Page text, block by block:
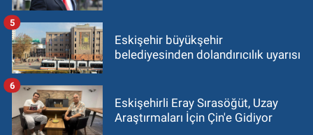
Eskişehir büyükşehir
belediyesinden dolandırıcılık uyarısı
5
Eskişehirli Eray Sırasöğüt, Uzay
Araştırmaları İçin Çin'e Gidiyor
6